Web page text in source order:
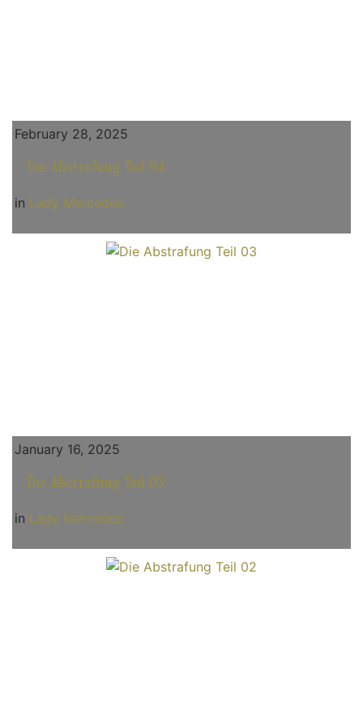
February 28, 2025
Die Abstrafung Teil 04
in Lady Mercedes
January 16, 2025
Die Abstrafung Teil 03
in Lady Mercedes